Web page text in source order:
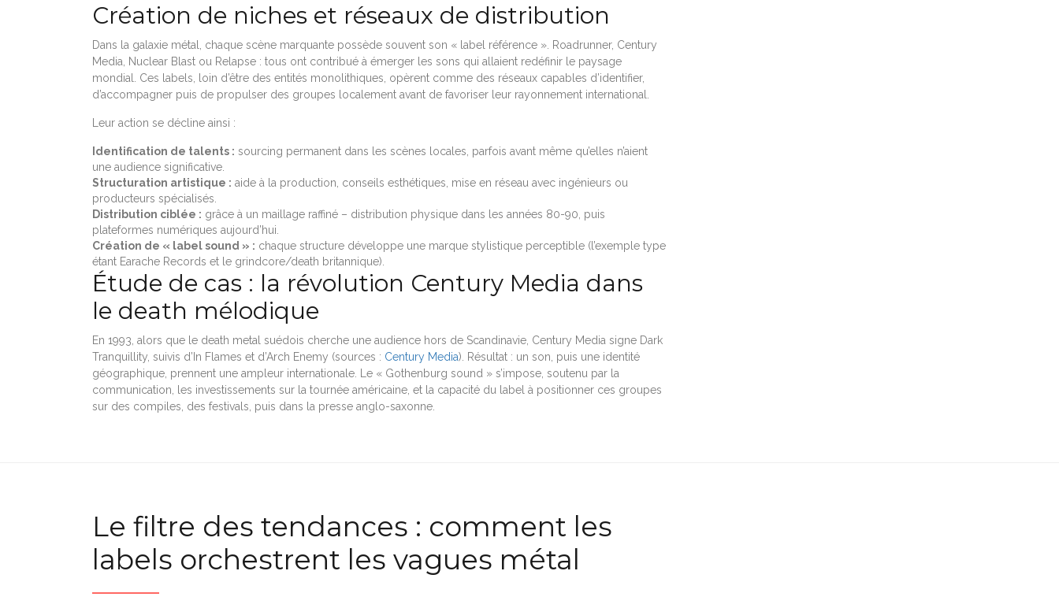
Création de niches et réseaux de distribution
Dans la galaxie métal, chaque scène marquante possède souvent son « label référence ». Roadrunner, Century
Media, Nuclear Blast ou Relapse : tous ont contribué à émerger les sons qui allaient redéfinir le paysage
mondial. Ces labels, loin d’être des entités monolithiques, opèrent comme des réseaux capables d’identifier,
d’accompagner puis de propulser des groupes localement avant de favoriser leur rayonnement international.
Leur action se décline ainsi :
Identification de talents : sourcing permanent dans les scènes locales, parfois avant même qu’elles n’aient
une audience significative.
Structuration artistique : aide à la production, conseils esthétiques, mise en réseau avec ingénieurs ou
producteurs spécialisés.
Distribution ciblée : grâce à un maillage raffiné – distribution physique dans les années 80-90, puis
plateformes numériques aujourd’hui.
Création de « label sound » : chaque structure développe une marque stylistique perceptible (l’exemple type
étant Earache Records et le grindcore/death britannique).
Étude de cas : la révolution Century Media dans
le death mélodique
En 1993, alors que le death metal suédois cherche une audience hors de Scandinavie, Century Media signe Dark
Tranquillity, suivis d’In Flames et d’Arch Enemy (sources : Century Media). Résultat : un son, puis une identité
géographique, prennent une ampleur internationale. Le « Gothenburg sound » s’impose, soutenu par la
communication, les investissements sur la tournée américaine, et la capacité du label à positionner ces groupes
sur des compiles, des festivals, puis dans la presse anglo-saxonne.
Le filtre des tendances : comment les
labels orchestrent les vagues métal